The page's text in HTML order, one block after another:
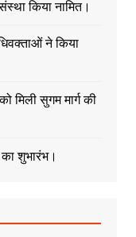
किया नामित।
ने किया
मिली सुगम मार्ग की
शुभारंभ।